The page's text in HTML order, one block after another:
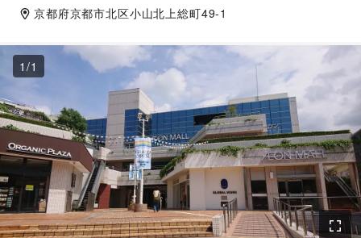
京都府京都市北区小山北上総町49-1
1 /1